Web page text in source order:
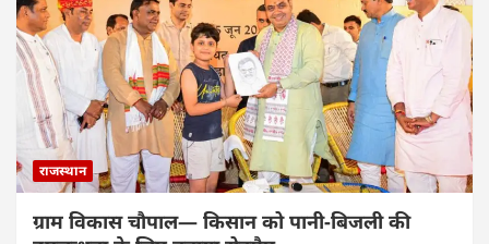
राजस्थान
ग्राम विकास चौपाल— किसान को पानी-बिजली की